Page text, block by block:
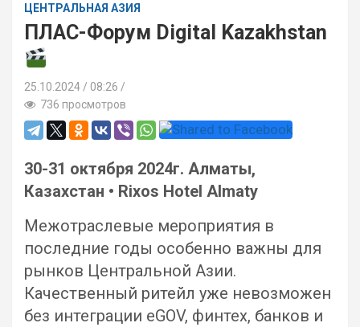
ЦЕНТРАЛЬНАЯ АЗИЯ
ПЛАС-Форум Digital Kazakhstan
25.10.2024
08:26 /
736 просмотров
30-31 октября 2024г. Алматы,
Казахстан • Rixos Hotel Almaty
Межотраслевые мероприятия в
последние годы особенно важны для
рынков Центральной Азии.
Качественный ритейл уже невозможен
без интеграции eGOV, финтех, банков и